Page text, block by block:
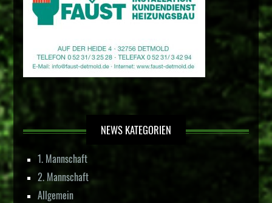
NEWS KATEGORIEN
1. Mannschaft
2. Mannschaft
Allgemein